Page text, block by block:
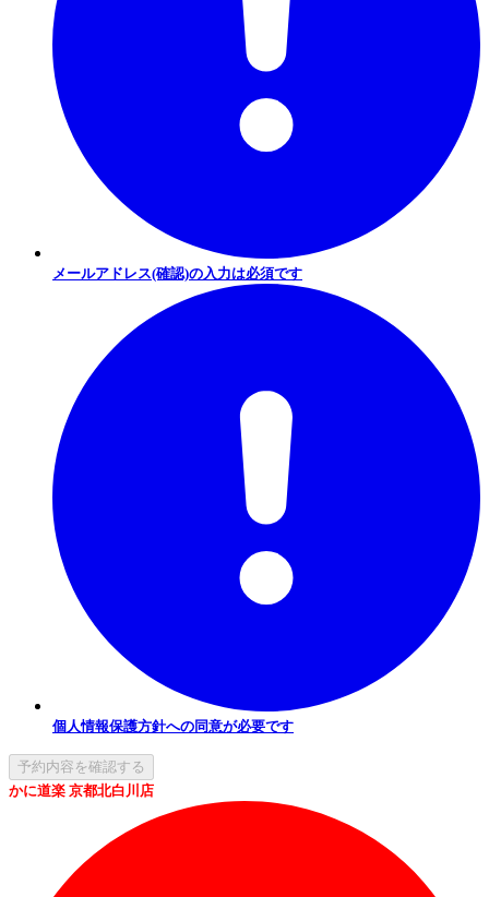
メールアドレス(確認)の入力は必須です
個人情報保護方針への同意が必要です
予約内容を確認する
かに道楽 京都北白川店